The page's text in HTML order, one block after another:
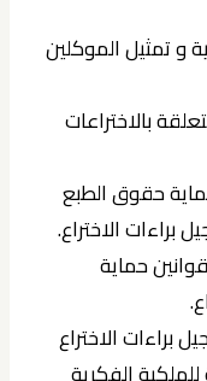
و تمثيل الموكلين
بالاختراعات
حقوق الطبع
براءات الاختراع.
حماية
براءات الاختراع